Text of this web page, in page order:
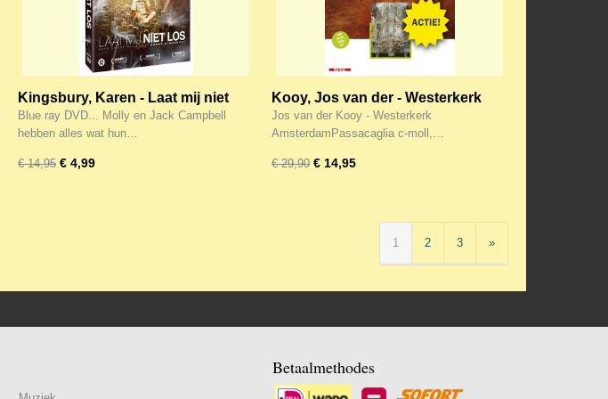
Kingsbury, Karen - Laat mij niet
los! (DVD) Blueray!
Blue ray DVD... Molly en Jack Campbell
hebben alles wat hun…
€ 14,95 € 4,99
Kooy, Jos van der - Westerkerk
Amsterdam (CD + GRATIS DVD)
Jos van der Kooy - Westerkerk
AmsterdamPassacaglia c-moll,…
€ 29,90 € 14,95
1 2 3 »
Betaalmethodes